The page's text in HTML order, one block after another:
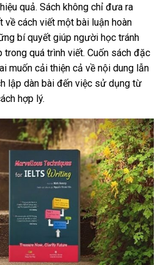
quả. Sách không chỉ đưa ra
về cách viết một bài luận hoàn
bí quyết giúp người học tránh
quá trình viết. Cuốn sách đặc
muốn cải thiện cả về nội dung lẫn
lập dàn bài đến việc sử dụng từ
hợp lý.